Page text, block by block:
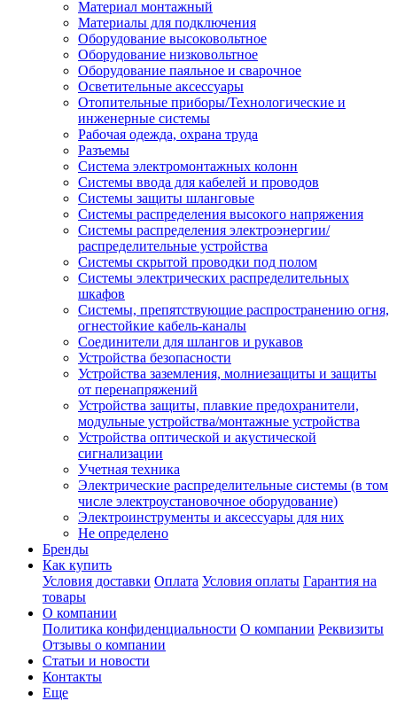
Материал монтажный
Материалы для подключения
Оборудование высоковольтное
Оборудование низковольтное
Оборудование паяльное и сварочное
Осветительные аксессуары
Отопительные приборы/Технологические и
инженерные системы
Рабочая одежда, охрана труда
Разъемы
Система электромонтажных колонн
Системы ввода для кабелей и проводов
Системы защиты шланговые
Системы распределения высокого напряжения
Системы распределения электроэнергии/
распределительные устройства
Системы скрытой проводки под полом
Системы электрических распределительных
шкафов
Системы, препятствующие распространению огня,
огнестойкие кабель-каналы
Соединители для шлангов и рукавов
Устройства безопасности
Устройства заземления, молниезащиты и защиты
от перенапряжений
Устройства защиты, плавкие предохранители,
модульные устройства/монтажные устройства
Устройства оптической и акустической
сигнализации
Учетная техника
Электрические распределительные системы (в том
числе электроустановочное оборудование)
Электроинструменты и аксессуары для них
Не определено
Бренды
Как купить
Условия доставки Оплата Условия оплаты Гарантия на
товары
О компании
Политика конфиденциальности О компании Реквизиты
Отзывы о компании
Статьи и новости
Контакты
Еще